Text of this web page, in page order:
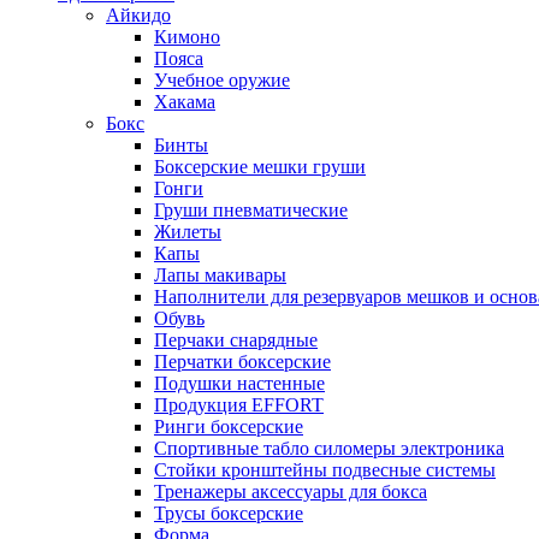
Айкидо
Кимоно
Пояса
Учебное оружие
Хакама
Бокс
Бинты
Боксерские мешки груши
Гонги
Груши пневматические
Жилеты
Капы
Лапы макивары
Наполнители для резервуаров мешков и
Обувь
Перчаки снарядные
Перчатки боксерские
Подушки настенные
Продукция EFFORT
Ринги боксерские
Спортивные табло силомеры электроника
Стойки кронштейны подвесные системы
Тренажеры аксессуары для бокса
Трусы боксерские
Форма